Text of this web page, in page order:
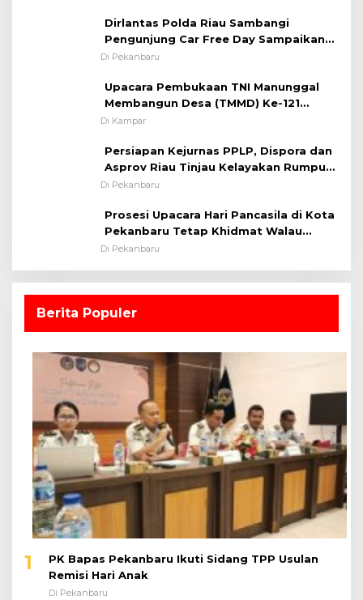
Pentingnya Memelihara dan Menjaga
Situasi Kondusif
Dirlantas Polda Riau Sambangi
Pengunjung Car Free Day Sampaikan
Pesan Edukasi Kamtibmas &
Di Pekanbaru
Upacara Pembukaan TNI Manunggal
Membangun Desa (TMMD) Ke-121
Kodim 0313/KPR Tahun 2024) ?
Di Kampar
Persiapan Kejurnas PPLP, Dispora dan
Asprov Riau Tinjau Kelayakan Rumput
Lapangan Sepakbola
Di Pekanbaru
Prosesi Upacara Hari Pancasila di Kota
Pekanbaru Tetap Khidmat Walau
Dalam Ruangan
Di Pekanbaru
Berita Populer
1
PK Bapas Pekanbaru Ikuti Sidang TPP Usulan
Remisi Hari Anak
Di Pekanbaru